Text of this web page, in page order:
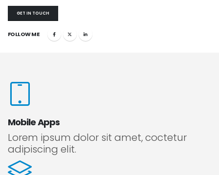
GET IN TOUCH
FOLLOW ME
Mobile Apps
Lorem ipsum dolor sit amet, coctetur
adipiscing elit.